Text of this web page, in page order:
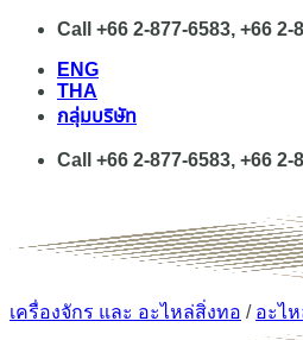
Skip
content
Call +66 2-877-6583, +66 2-
ENG
THA
กลุ่มบริษัท
Call +66 2-877-6583, +66 2-
เครื่องจักร และ อะไหล่สิ่งทอ / อะไ